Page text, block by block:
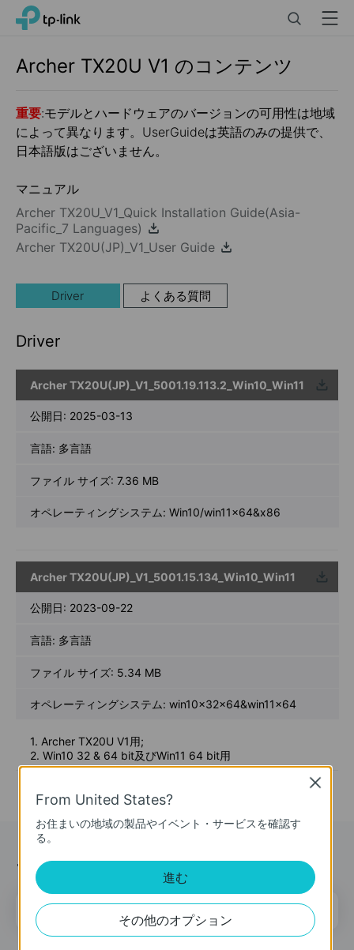
Click
navigation
TP-Link, Reliably Smart Menu
Archer TX20U V1 のコンテンツ
重要:モデルとハードウェアのバージョンの可用性は地域
によって異なります。UserGuideは英語のみの提供で、
日本語版はございません。
マニュアル
Archer TX20U_V1_Quick Installation Guide(Asia-
Pacific_7 Languages)
Archer TX20U(JP)_V1_User Guide
Driver よくある質問
Driver
Archer TX20U(JP)_V1_5001.19.113.2_Win10_Win11
ウンロ
ード
公開日: 2025-03-13
言語: 多言語
ファイル サイズ: 7.36 MB
オペレーティングシステム: Win10/win11x64&x86
Archer TX20U(JP)_V1_5001.15.134_Win10_Win11
ウンロ
ード
公開日: 2023-09-22
言語: 多言語
ファイル サイズ: 5.34 MB
オペレーティングシステム: win10x32x64&win11x64
1. Archer TX20U V1用;
2. Win10 32 & 64 bit及びWin11 64 bit用
ニュース＆オファー
メールアドレス 登録
From United States?
お住まいの地域の製品やイベント・サービスを確認す
る。
進む
その他のオプション
Close